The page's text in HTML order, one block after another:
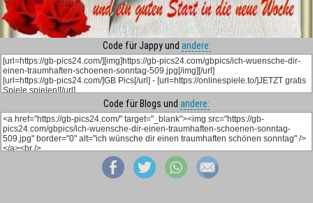
Code für Jappy und andere:
Code für Blogs und andere: